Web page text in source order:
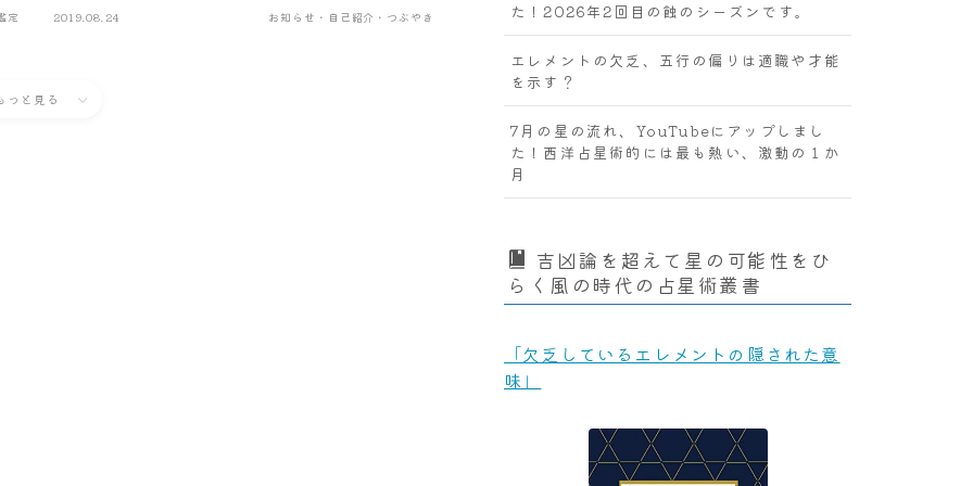
定 2019.08.24 お知らせ・自己紹介・つぶやき
っと見る
た！2026年2回目の蝕のシーズンです。
エレメントの欠乏、五行の偏りは適職や才能
を示す？
7月の星の流れ、YouTubeにアップしまし
た！西洋占星術的には最も熱い、激動の１か
月
吉凶論を超えて星の可能性をひ
らく風の時代の占星術叢書
「欠乏しているエレメントの隠された意
味」